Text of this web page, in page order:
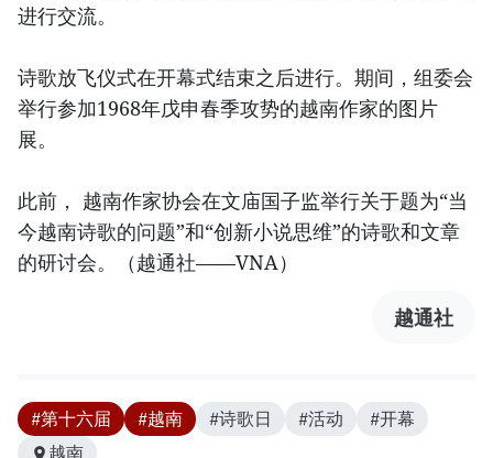
进行交流。
诗歌放飞仪式在开幕式结束之后进行。期间，组委会
举行参加1968年戊申春季攻势的越南作家的图片
展。
此前， 越南作家协会在文庙国子监举行关于题为“当
今越南诗歌的问题”和“创新小说思维”的诗歌和文章
的研讨会。（越通社——VNA）
越通社
#第十六届 #越南 #诗歌日 #活动
#开幕
越南